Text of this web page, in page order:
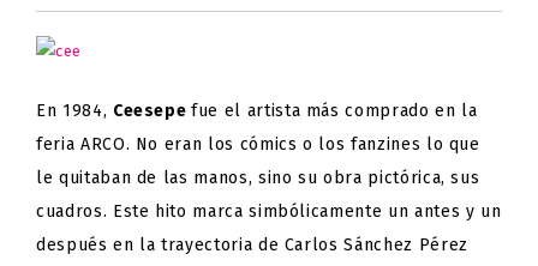
En 1984, Ceesepefue el artista más comprado en la
feria ARCO. No eran los cómics o los fanzines lo que
le quitaban de las manos, sino su obra pictórica, sus
cuadros. Este hito marca simbólicamente un antes y un
después en la trayectoria de Carlos Sánchez Pérez